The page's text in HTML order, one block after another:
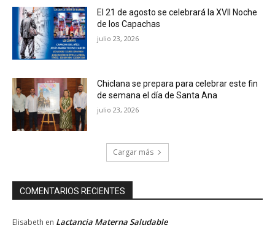
El 21 de agosto se celebrará la XVII Noche
de los Capachas
julio 23, 2026
Chiclana se prepara para celebrar este fin
de semana el día de Santa Ana
julio 23, 2026
Cargar más
COMENTARIOS RECIENTES
Elisabeth en Lactancia Materna Saludable